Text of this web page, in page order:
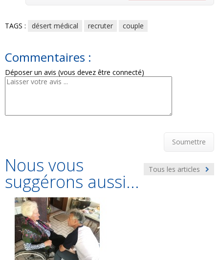
TAGS : désert médical recruter couple
Commentaires :
Déposer un avis (vous devez être connecté)
Soumettre
Tous les articles
Nous vous
suggérons aussi...